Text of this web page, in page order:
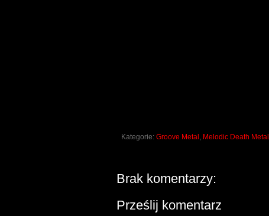
Kategorie: Groove Metal Melodic Death Metal
Brak komentarzy:
Prześlij komentarz